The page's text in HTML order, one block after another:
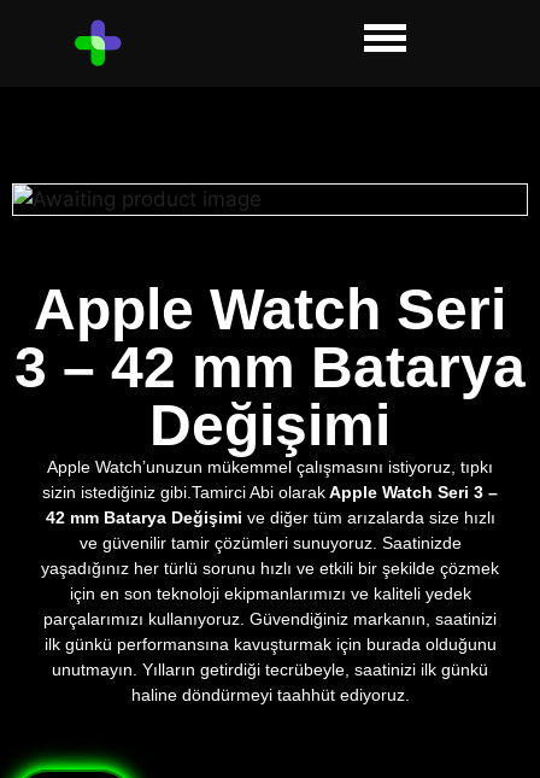
Apple Watch Seri
3 – 42 mm Batarya
Değişimi
Apple Watch’unuzun mükemmel çalışmasını istiyoruz, tıpkı
sizin istediğiniz gibi.Tamirci Abi olarakApple Watch Seri 3 –
42 mm Batarya Değişimi ve diğer tüm arızalarda size hızlı
ve güvenilir tamir çözümleri sunuyoruz. Saatinizde
yaşadığınız her türlü sorunu hızlı ve etkili bir şekilde çözmek
için en son teknoloji ekipmanlarımızı ve kaliteli yedek
parçalarımızı kullanıyoruz. Güvendiğiniz markanın, saatinizi
ilk günkü performansına kavuşturmak için burada olduğunu
unutmayın. Yılların getirdiği tecrübeyle, saatinizi ilk günkü
haline döndürmeyi taahhüt ediyoruz.